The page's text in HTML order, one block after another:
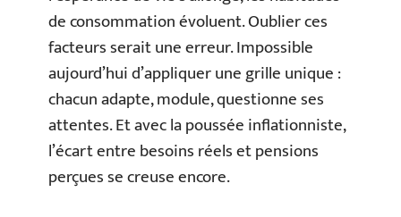
de consommation évoluent. Oublier ces
facteurs serait une erreur. Impossible
aujourd’hui d’appliquer une grille unique :
chacun adapte, module, questionne ses
attentes. Et avec la poussée inflationniste,
l’écart entre besoins réels et pensions
perçues se creuse encore.